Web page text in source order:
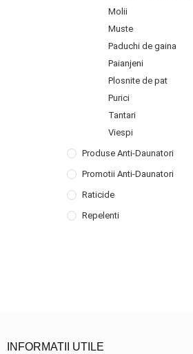
Molii
Muste
Paduchi de gaina
Paianjeni
Plosnite de pat
Purici
Tantari
Viespi
Produse Anti-Daunatori
Promotii Anti-Daunatori
Raticide
Repelenti
INFORMATII UTILE